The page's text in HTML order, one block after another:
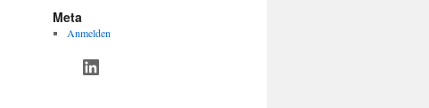
Meta
Anmelden
Linkedin